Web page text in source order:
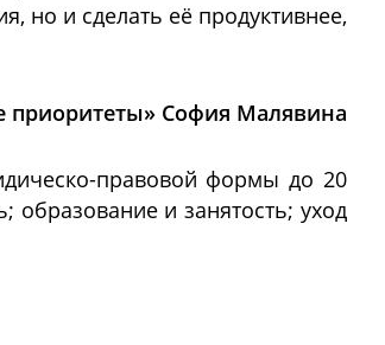
но и сделать её продуктивнее,
София Малявина
правовой формы до 20
и занятость; уход